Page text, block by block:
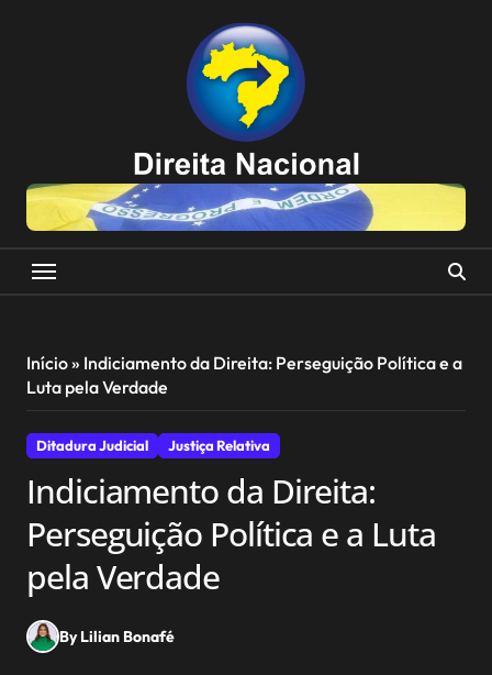
Início» Indiciamento da Direita: Perseguição Política e a
Luta pela Verdade
Ditadura Judicial Justiça Relativa
Indiciamento da Direita:
Perseguição Política e a Luta
pela Verdade
By Lilian Bonafé